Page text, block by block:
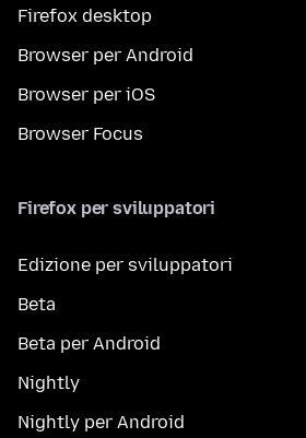
Firefox desktop
Browser per Android
Browser per iOS
Browser Focus
Firefox per sviluppatori
Edizione per sviluppatori
Beta
Beta per Android
Nightly
Nightly per Android